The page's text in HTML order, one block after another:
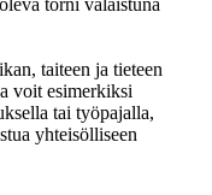
taiteen ja tieteen
voit esimerkiksi
tai työpajalla,
yhteisölliseen